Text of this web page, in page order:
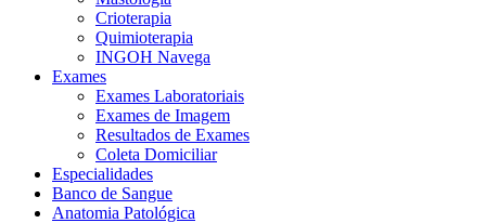
Crioterapia
Quimioterapia
INGOH Navega
Exames
Exames Laboratoriais
Exames de Imagem
Resultados de Exames
Coleta Domiciliar
Especialidades
Banco de Sangue
Anatomia Patológica